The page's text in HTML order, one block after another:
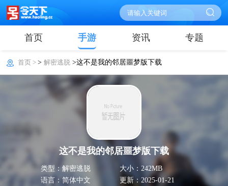
首页 手游 资讯 专题
首页 >>解密逃脱 >这不是我的邻居噩梦版下载
这不是我的邻居噩梦版下载
类型：解密逃脱
大小：242MB
语言：简体中文
更新：2025-01-21